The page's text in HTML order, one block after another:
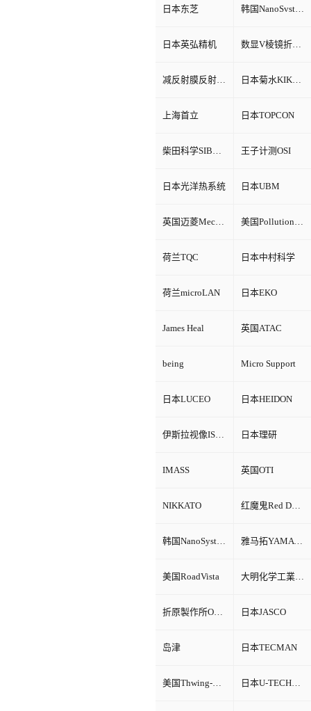
日本东芝 韩国NanoSvstem
日本英弘精机 数显V棱镜折射率测试仪
减反射膜反射比智能测试仪 日本菊水KIKUSUI
上海首立 日本TOPCON
柴田科学SIBATA 王子计测OSI
日本光洋热系统 日本UBM
英国迈菱Mecmesin 美国Pollution Control Products
荷兰TQC 日本中村科学
荷兰microLAN 日本EKO
James Heal 英国ATAC
being Micro Support
日本LUCEO 日本HEIDON
伊斯拉视像ISRA VISION 日本理研
IMASS 英国OTI
NIKKATO 红魔鬼Red Devil
韩国NanoSystem 雅马拓YAMATO
美国RoadVista 大明化学工業株式会社
折原製作所ORIHARA 日本JASCO
岛津 日本TECMAN
美国Thwing-Albert 日本U-TECHNOLOGY